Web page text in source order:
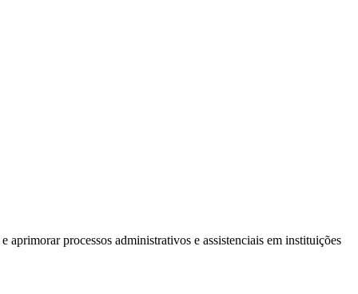
processos administrativos e assistenciais em instituições